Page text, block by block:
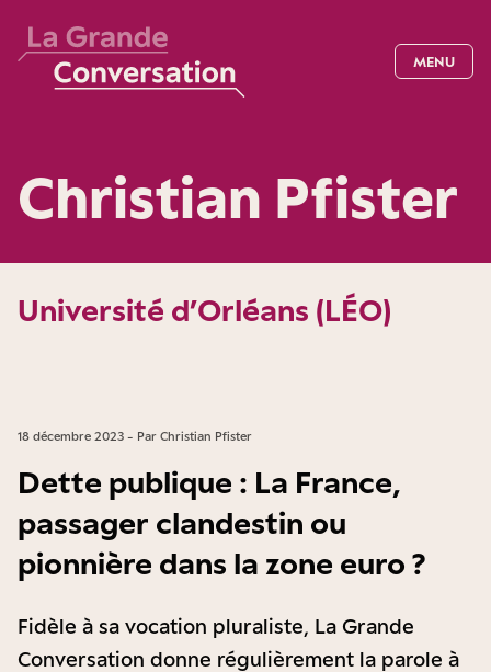
MENU
Christian Pfister
Université d’Orléans (LÉO)
18 décembre 2023 - Par Christian Pfister
Dette publique : La France,
passager clandestin ou
pionnière dans la zone euro ?
Fidèle à sa vocation pluraliste, La Grande
Conversation donne régulièrement la parole à